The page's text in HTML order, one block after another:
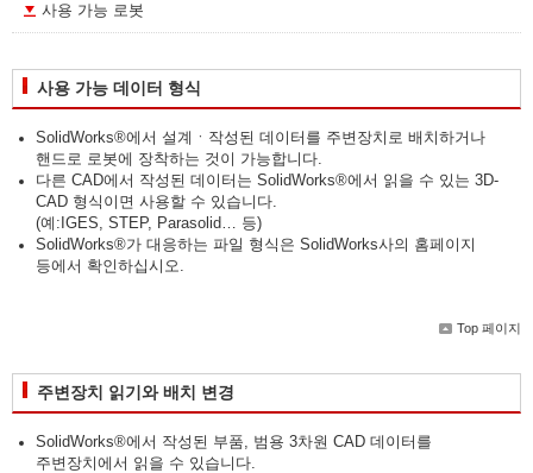
사용 가능 로봇
사용 가능 데이터 형식
SolidWorks®에서 설계ㆍ작성된 데이터를 주변장치로 배치하거나
핸드로 로봇에 장착하는 것이 가능합니다.
다른 CAD에서 작성된 데이터는 SolidWorks®에서 읽을 수 있는 3D-
CAD 형식이면 사용할 수 있습니다.
(예:IGES, STEP, Parasolid… 등)
SolidWorks®가 대응하는 파일 형식은 SolidWorks사의 홈페이지
등에서 확인하십시오.
Top 페이지
주변장치 읽기와 배치 변경
SolidWorks®에서 작성된 부품, 범용 3차원 CAD 데이터를
주변장치에서 읽을 수 있습니다.